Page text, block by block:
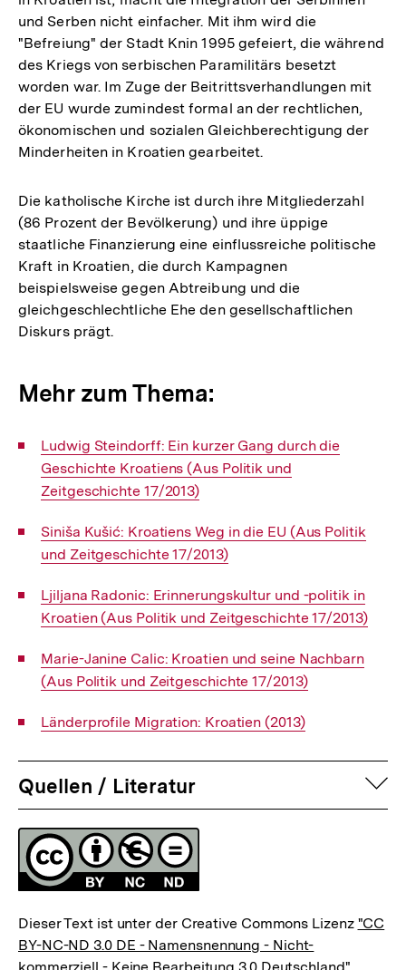
und Serben nicht einfacher. Mit ihm wird die
"Befreiung" der Stadt Knin 1995 gefeiert, die während
des Kriegs von serbischen Paramilitärs besetzt
worden war. Im Zuge der Beitrittsverhandlungen mit
der EU wurde zumindest formal an der rechtlichen,
ökonomischen und sozialen Gleichberechtigung der
Minderheiten in Kroatien gearbeitet.
Die katholische Kirche ist durch ihre Mitgliederzahl
(86 Prozent der Bevölkerung) und ihre üppige
staatliche Finanzierung eine einflussreiche politische
Kraft in Kroatien, die durch Kampagnen
beispielsweise gegen Abtreibung und die
gleichgeschlechtliche Ehe den gesellschaftlichen
Diskurs prägt.
Mehr zum Thema:
Interner
Link:
Ludwig Steindorff: Ein kurzer Gang durch die
Geschichte Kroatiens (Aus Politik und
Zeitgeschichte 17/2013)
Interner
Link:
Siniša Kušić: Kroatiens Weg in die EU (Aus Politik
und Zeitgeschichte 17/2013)
Interner
Link:
Ljiljana Radonic: Erinnerungskultur und -politik in
Kroatien (Aus Politik und Zeitgeschichte 17/2013)
Interner
Link:
Marie-Janine Calic: Kroatien und seine Nachbarn
(Aus Politik und Zeitgeschichte 17/2013)
Interner
Länderprofile Migration: Kroatien (2013)
Quellen / Literatur
Fussnoten
Lizenz
Dieser Text ist unter der Creative Commons Lizenz "CC
BY-NC-ND 3.0 DE - Namensnennung - Nicht-